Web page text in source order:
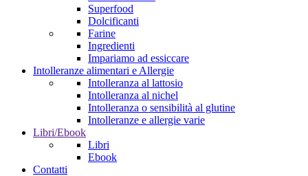
Superfood
Dolcificanti
Farine
Ingredienti
Impariamo ad essiccare
Intolleranze alimentari e Allergie
Intolleranza al lattosio
Intolleranza al nichel
Intolleranza o sensibilità al glutine
Intolleranze e allergie varie
Libri/Ebook
Libri
Ebook
Contatti